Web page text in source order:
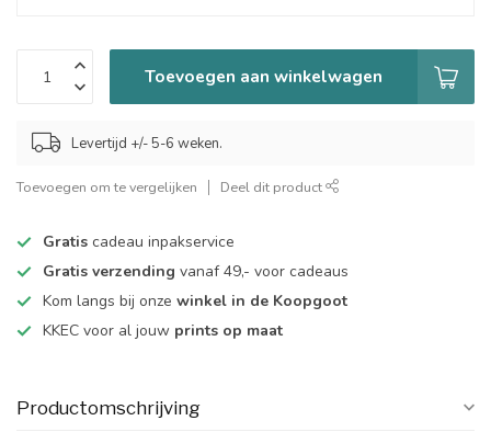
Toevoegen aan winkelwagen
Levertijd +/- 5-6 weken.
Toevoegen om te vergelijken Deel dit product
Gratis cadeau inpakservice
Gratis verzending vanaf 49,- voor cadeaus
Kom langs bij onze winkel in de Koopgoot
KKEC voor al jouw prints op maat
Productomschrijving